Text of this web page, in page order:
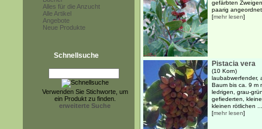
Alles für die Anzucht
Alle Artikel
Angebote
Neue Produkte
Schnellsuche
Verwenden Sie Stichworte, um
ein Produkt zu finden.
erweiterte Suche
gefärbten
paarig
[mehr lesen]
Pistacia vera
(10 Korn)
laubabwerfender,
Baum bis ca. 9 m
ledrigen, grau-
gefiederten,
kleinen rötlichen ...
[mehr lesen]